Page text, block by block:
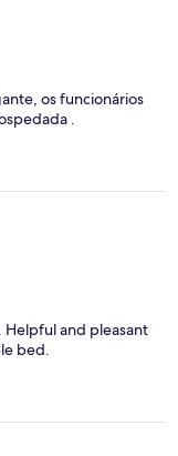
os funcionários
.
Helpful and pleasant
bed.